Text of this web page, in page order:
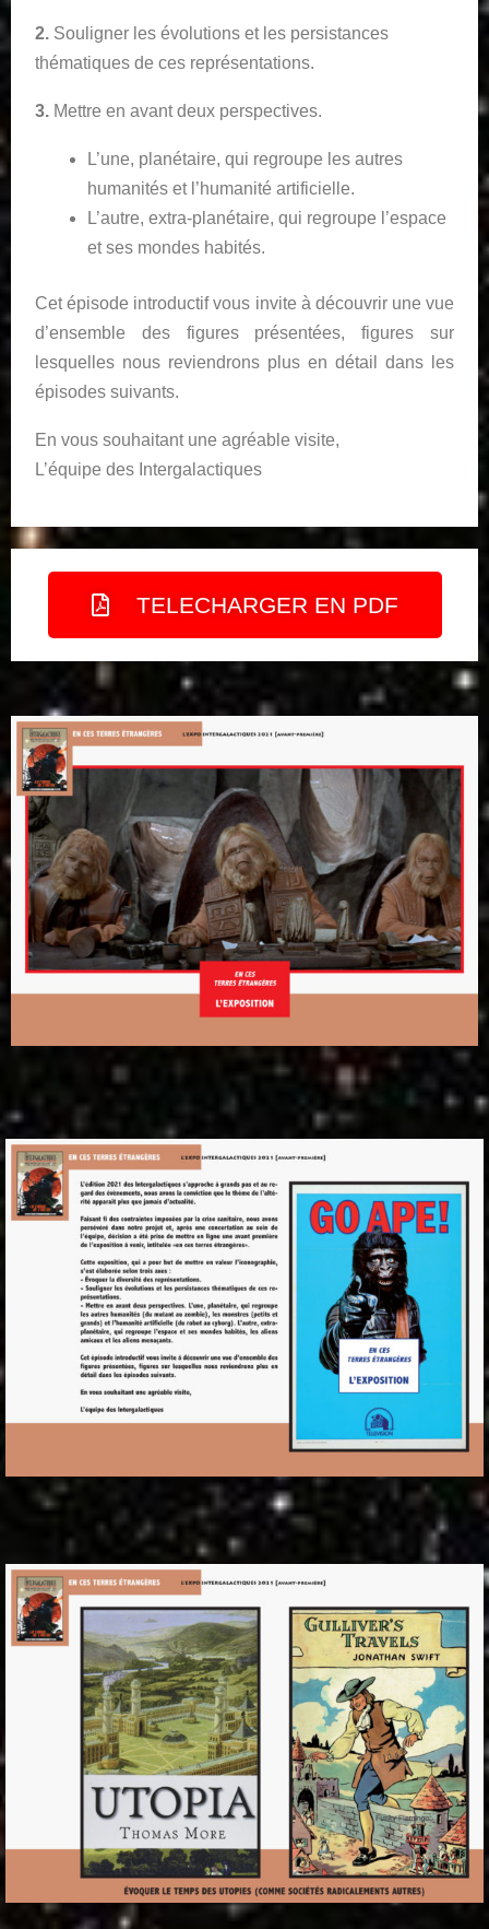
2. Souligner les évolutions et les persistances
thématiques de ces représentations.
3. Mettre en avant deux perspectives.
L’une, planétaire, qui regroupe les autres
humanités et l’humanité artificielle.
L’autre, extra-planétaire, qui regroupe l’espace
et ses mondes habités.
Cet épisode introductif vous invite à découvrir une vue
d’ensemble des figures présentées, figures sur
lesquelles nous reviendrons plus en détail dans les
épisodes suivants.
En vous souhaitant une agréable visite,
L’équipe des Intergalactiques
TELECHARGER EN PDF